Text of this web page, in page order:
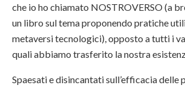
che io ho chiamato NOSTROVERSO (a
un libro sul tema proponendo pratiche
metaversi tecnologici), opposto a tutti i
quali abbiamo trasferito la nostra
Spaesati e disincantati sull’efficacia delle